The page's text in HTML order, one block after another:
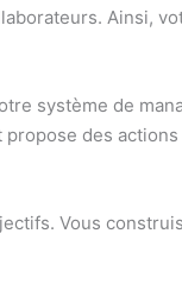
Ainsi,
système de
des
Vous